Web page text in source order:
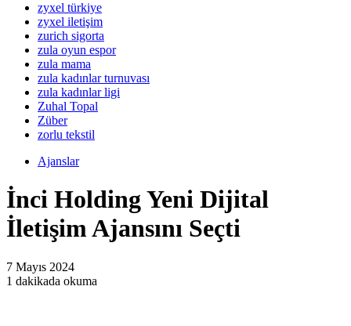
zyxel türkiye
zyxel iletişim
zurich sigorta
zula oyun espor
zula mama
zula kadınlar turnuvası
zula kadınlar ligi
Zuhal Topal
Züber
zorlu tekstil
Ajanslar
İnci Holding Yeni Dijital
İletişim Ajansını Seçti
7 Mayıs 2024
1 dakikada okuma